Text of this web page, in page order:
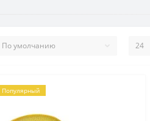
Популярный